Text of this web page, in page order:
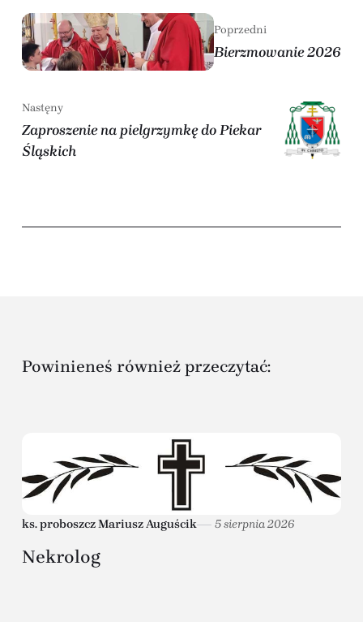
Poprzedni
Bierzmowanie 2026
Nastęny
Zaproszenie na pielgrzymkę do Piekar
Śląskich
Powinieneś również przeczytać:
ks. proboszcz Mariusz Auguścik 5 sierpnia 2026
Nekrolog